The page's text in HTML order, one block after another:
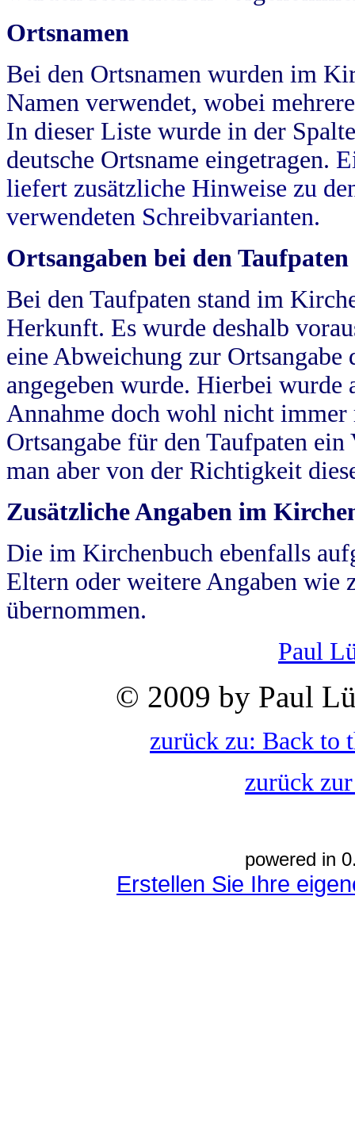
Ortsnamen
Bei den Ortsnamen wurden im
Namen verwendet, wobei
In dieser Liste wurde in der
deutsche Ortsname eingetragen.
liefert zusätzliche Hinweise zu
verwendeten Schreibvarianten.
Ortsangaben bei den Taufpaten
Bei den Taufpaten stand im
Herkunft. Es wurde deshalb
eine Abweichung zur
angegeben wurde. Hierbei wurde
Annahme doch wohl nicht
Ortsangabe für den Taufpaten
man aber von der Richtigkeit
Zusätzliche Angaben im
Die im Kirchenbuch ebenfalls
Eltern oder weitere Angaben wie
übernommen.
Paul
© 2009 by Paul
zurück zu: Back to
zurück
powered in
Erstellen Sie Ihre